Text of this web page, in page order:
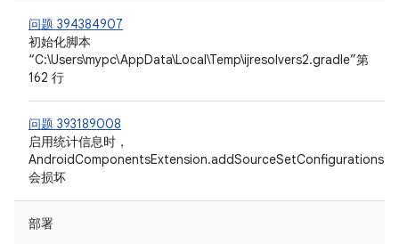
问题 394384907
初始化脚本
“C:\Users\mypc\AppData\Local\Temp\ijresolvers2.gradle”第
162 行
问题 393189008
启用统计信息时，
AndroidComponentsExtension.addSourceSetConfigurations
会损坏
部署